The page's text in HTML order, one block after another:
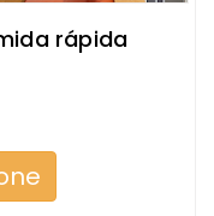
rápida